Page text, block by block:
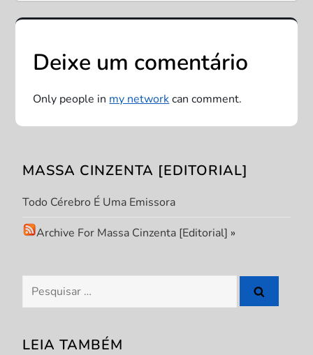
a
ç
ã
o
d
e
P
s
Deixe um comentário
Only people in my networkcan comment.
MASSA CINZENTA [EDITORIAL]
Todo Cérebro É Uma Emissora
Archive For Massa Cinzenta [Editorial] »
Pesquisar
por:
LEIA TAMBÉM